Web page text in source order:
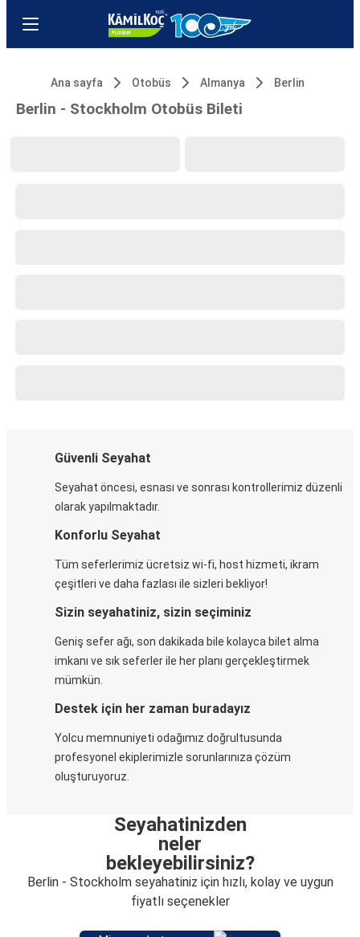
Ana sayfa Otobüs Almanya Berlin
Berlin - Stockholm Otobüs Bileti
Güvenli Seyahat
Seyahat öncesi, esnası ve sonrası kontrollerimiz düzenli
olarak yapılmaktadır.
Konforlu Seyahat
Tüm seferlerimiz ücretsiz wi-fi, host hizmeti, ikram
çeşitleri ve daha fazlası ile sizleri bekliyor!
Sizin seyahatiniz, sizin seçiminiz
Geniş sefer ağı, son dakikada bile kolayca bilet alma
imkanı ve sık seferler ile her planı gerçekleştirmek
mümkün.
Destek için her zaman buradayız
Yolcu memnuniyeti odağımız doğrultusunda
profesyonel ekiplerimizle sorunlarınıza çözüm
oluşturuyoruz.
Seyahatinizden
neler
bekleyebilirsiniz?
Berlin - Stockholm seyahatiniz için hızlı, kolay ve uygun
fiyatlı seçenekler